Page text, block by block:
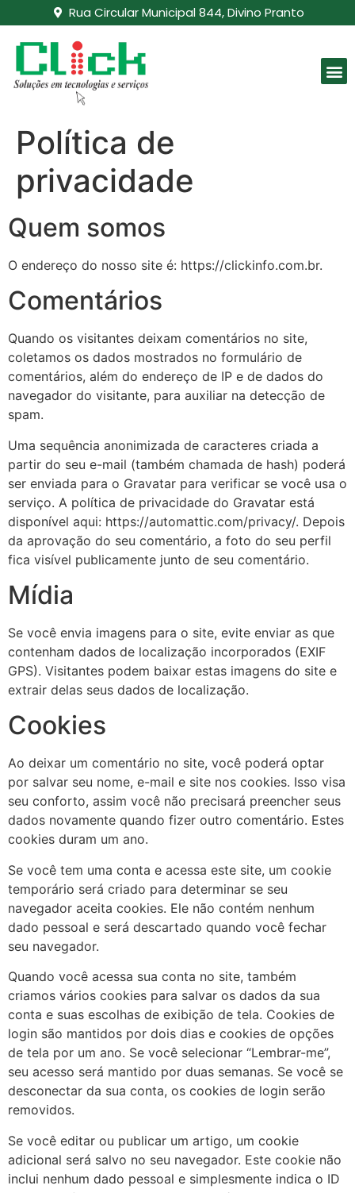
Rua Circular Municipal 844, Divino Pranto
Política de
privacidade
Quem somos
O endereço do nosso site é: https://clickinfo.com.br.
Comentários
Quando os visitantes deixam comentários no site,
coletamos os dados mostrados no formulário de
comentários, além do endereço de IP e de dados do
navegador do visitante, para auxiliar na detecção de
spam.
Uma sequência anonimizada de caracteres criada a
partir do seu e-mail (também chamada de hash) poderá
ser enviada para o Gravatar para verificar se você usa o
serviço. A política de privacidade do Gravatar está
disponível aqui: https://automattic.com/privacy/. Depois
da aprovação do seu comentário, a foto do seu perfil
fica visível publicamente junto de seu comentário.
Mídia
Se você envia imagens para o site, evite enviar as que
contenham dados de localização incorporados (EXIF
GPS). Visitantes podem baixar estas imagens do site e
extrair delas seus dados de localização.
Cookies
Ao deixar um comentário no site, você poderá optar
por salvar seu nome, e-mail e site nos cookies. Isso visa
seu conforto, assim você não precisará preencher seus
dados novamente quando fizer outro comentário. Estes
cookies duram um ano.
Se você tem uma conta e acessa este site, um cookie
temporário será criado para determinar se seu
navegador aceita cookies. Ele não contém nenhum
dado pessoal e será descartado quando você fechar
seu navegador.
Quando você acessa sua conta no site, também
criamos vários cookies para salvar os dados da sua
conta e suas escolhas de exibição de tela. Cookies de
login são mantidos por dois dias e cookies de opções
de tela por um ano. Se você selecionar “Lembrar-me”,
seu acesso será mantido por duas semanas. Se você se
desconectar da sua conta, os cookies de login serão
removidos.
Se você editar ou publicar um artigo, um cookie
adicional será salvo no seu navegador. Este cookie não
inclui nenhum dado pessoal e simplesmente indica o ID